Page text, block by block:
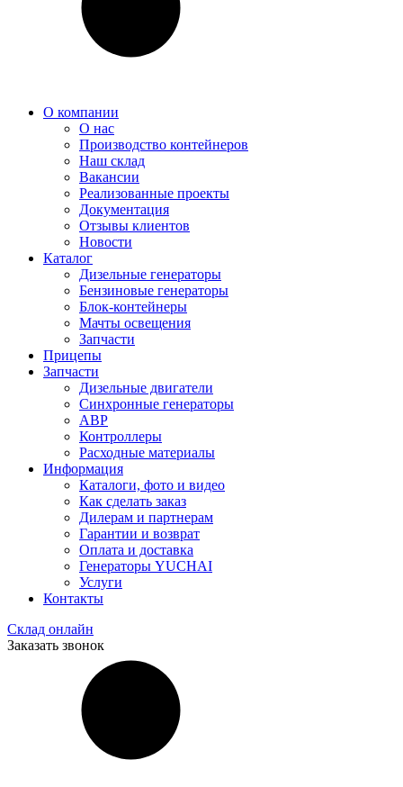
О компании
О нас
Производство контейнеров
Наш склад
Вакансии
Реализованные проекты
Документация
Отзывы клиентов
Новости
Каталог
Дизельные генераторы
Бензиновые генераторы
Блок-контейнеры
Мачты освещения
Запчасти
Прицепы
Запчасти
Дизельные двигатели
Синхронные генераторы
АВР
Контроллеры
Расходные материалы
Информация
Каталоги, фото и видео
Как сделать заказ
Дилерам и партнерам
Гарантии и возврат
Оплата и доставка
Генераторы YUCHAI
Услуги
Контакты
Склад онлайн
Заказать звонок